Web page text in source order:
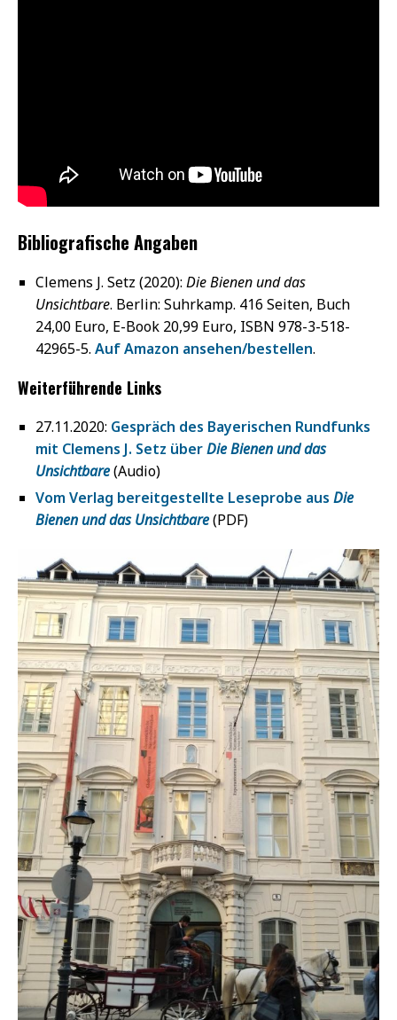
Bibliografische Angaben
Clemens J. Setz (2020): Die Bienen und das
Unsichtbare. Berlin: Suhrkamp. 416 Seiten, Buch
24,00 Euro, E-Book 20,99 Euro, ISBN 978-3-518-
42965-5. Auf Amazon ansehen/bestellen.
Weiterführende Links
27.11.2020: Gespräch des Bayerischen Rundfunks
mit Clemens J. Setz überDie Bienen und das
Unsichtbare(Audio)
Vom Verlag bereitgestellte Leseprobe aus Die
Bienen und das Unsichtbare(PDF)